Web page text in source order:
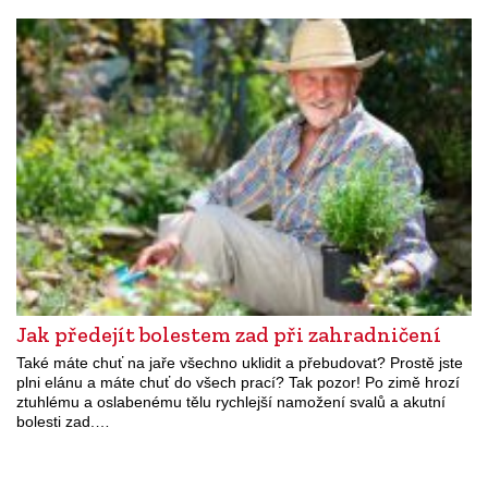
Jak předejít bolestem zad při zahradničení
Také máte chuť na jaře všechno uklidit a přebudovat? Prostě jste
plni elánu a máte chuť do všech prací? Tak pozor! Po zimě hrozí
ztuhlému a oslabenému tělu rychlejší namožení svalů a akutní
bolesti zad.…